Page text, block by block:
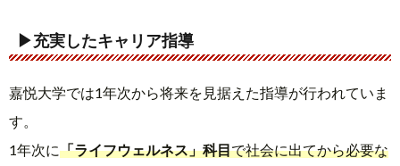
▶充実したキャリア指導
嘉悦大学では1年次から将来を見据えた指導が行われていま
す。
1年次に「ライフウェルネス」科目で社会に出てから必要な